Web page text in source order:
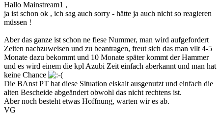
Hallo Mainstream1 ,
ja ist schon ok , ich sag auch sorry - hätte ja auch nicht so reagieren
müssen !
Aber das ganze ist schon ne fiese Nummer, man wird aufgefordert
Zeiten nachzuweisen und zu beantragen, freut sich das man vllt 4-5
Monate dazu bekommt und 10 Monate später kommt der Hammer
und es wird einem die kpl Azubi Zeit einfach aberkannt und man hat
keine Chance
Die BAnst PT hat diese Situation eiskalt ausgenutzt und einfach die
alten Bescheide abgeändert obwohl das nicht rechtens ist.
Aber noch besteht etwas Hoffnung, warten wir es ab.
VG